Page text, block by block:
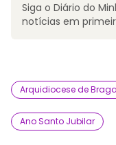
Siga o Diário do
notícias em
Arquidiocese de Braga
Ano Santo Jubilar